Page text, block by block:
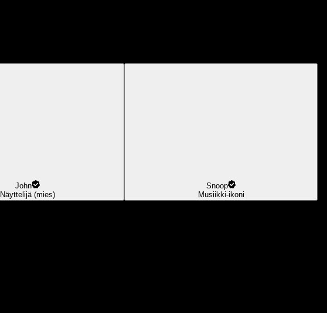
John
Näyttelijä (mies)
Snoop
Musiikki-ikoni